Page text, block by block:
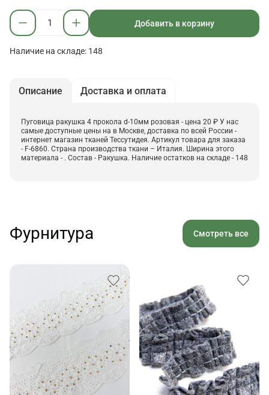
Добавить в корзину
Наличие на складе: 148
Описание Доставка и оплата
Пуговица ракушка 4 прокола d-10мм розовая - цена 20 ₽ У нас
самые доступные цены на в Москве, доставка по всей России -
интернет магазин тканей Тессутидея. Артикул товара для заказа
- F-6860. Страна производства ткани – Италия. Ширина этого
материала - . Состав - Ракушка. Наличие остатков на складе - 148
Фурнитура Смотреть все